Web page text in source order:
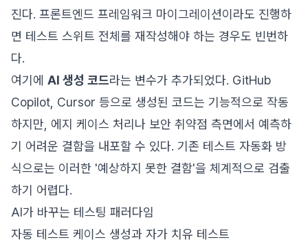
진다. 프론트엔드 프레임워크 마이그레이션이라도 진행하
면 테스트 스위트 전체를 재작성해야 하는 경우도 빈번하
다.
여기에 AI 생성 코드라는 변수가 추가되었다. GitHub
Copilot, Cursor 등으로 생성된 코드는 기능적으로 작동
하지만, 에지 케이스 처리나 보안 취약점 측면에서 예측하
기 어려운 결함을 내포할 수 있다. 기존 테스트 자동화 방
식으로는 이러한 '예상하지 못한 결함'을 체계적으로 검출
하기 어렵다.
AI가 바꾸는 테스팅 패러다임
자동 테스트 케이스 생성과 자가 치유 테스트